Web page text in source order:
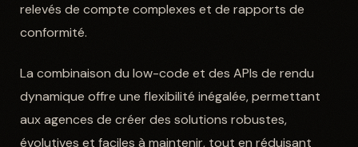
relevés de compte complexes et de rapports de
conformité.
La combinaison du low-code et des APIs de rendu
dynamique offre une flexibilité inégalée, permettant
aux agences de créer des solutions robustes,
évolutives et faciles à maintenir, tout en réduisant